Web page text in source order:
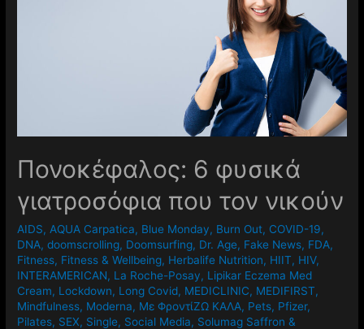
Πονοκέφαλος: 6 φυσικά
γιατροσόφια που τον νικούν
AIDS, AQUA Carpatica, Blue Monday, Burn Out, COVID-19,
DNA,doomscrolling, Doomsurfing, Dr. Age, Fake News, FDA,
Fitness, Fitness & Wellbeing, Herbalife Nutrition, HIIT, HIV,
INTERAMERICAN, La Roche-Posay, Lipikar Eczema Med
Cream, Lockdown, Long Covid, MEDICLINIC, MEDIFIRST,
Mindfulness, Moderna, Mε ΦροντίΖΩ ΚΑΛΑ, Pets, Pfizer,
Pilates, SEX, Single, Social Media, Solumag Saffron &